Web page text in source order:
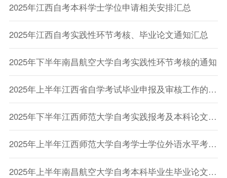
2025年江西自考本科学士学位申请相关安排汇总
2025年江西自考实践性环节考核、毕业论文通知汇总
2025年下半年南昌航空大学自考实践性环节考核的通知
2025年上半年江西省自学考试毕业申报及审核工作的通知
2025年下半年江西师范大学自考实践报考及本科论文申报通知
2025年上半年江西师范大学自考学士学位外语水平考试机考模拟登录测试的通知
2025年上半年南昌航空大学自考本科毕业生毕业论文审核的通知